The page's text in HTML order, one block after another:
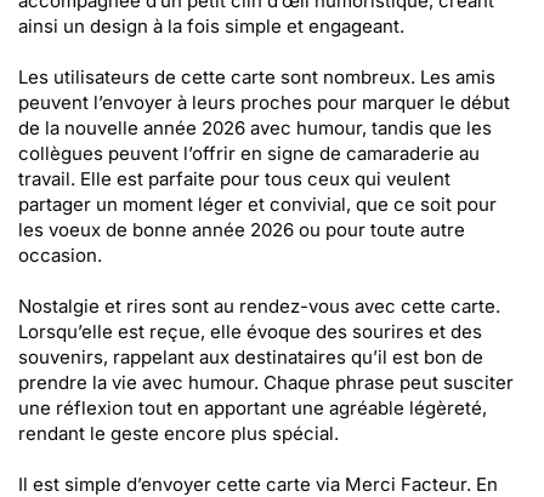
ainsi un design à la fois simple et engageant.
Les utilisateurs de cette carte sont nombreux. Les amis
peuvent l’envoyer à leurs proches pour marquer le début
de la nouvelle année 2026 avec humour, tandis que les
collègues peuvent l’offrir en signe de camaraderie au
travail. Elle est parfaite pour tous ceux qui veulent
partager un moment léger et convivial, que ce soit pour
les voeux de bonne année 2026 ou pour toute autre
occasion.
Nostalgie et rires sont au rendez-vous avec cette carte.
Lorsqu’elle est reçue, elle évoque des sourires et des
souvenirs, rappelant aux destinataires qu’il est bon de
prendre la vie avec humour. Chaque phrase peut susciter
une réflexion tout en apportant une agréable légèreté,
rendant le geste encore plus spécial.
Il est simple d’envoyer cette carte via Merci Facteur. En